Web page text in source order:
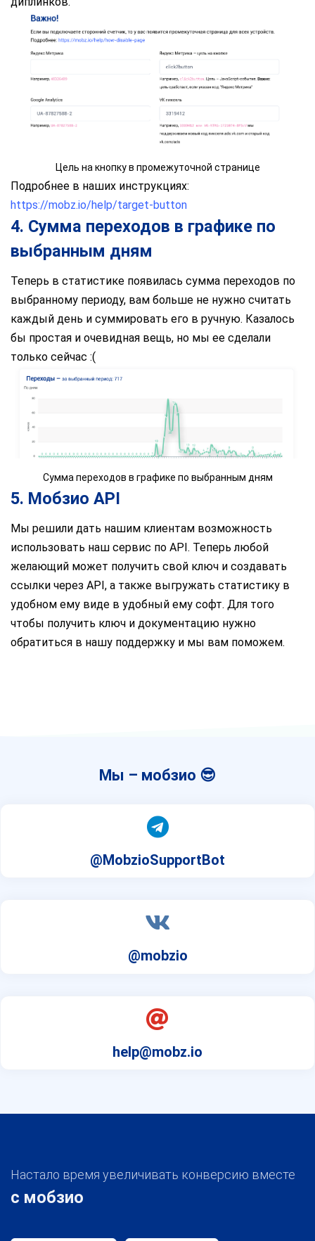
Цель на кнопку в промежуточной странице
Подробнее в наших инструкциях:
https://mobz.io/help/target-button
4. Сумма переходов в графике по
выбранным дням
Теперь в статистике появилась сумма переходов по
выбранному периоду, вам больше не нужно считать
каждый день и суммировать его в ручную. Казалось
бы простая и очевидная вещь, но мы ее сделали
только сейчас :(
Сумма переходов в графике по выбранным дням
5. Мобзио API
Мы решили дать нашим клиентам возможность
использовать наш сервис по API. Теперь любой
желающий может получить свой ключ и создавать
ссылки через API, а также выгружать статистику в
удобном ему виде в удобный ему софт. Для того
чтобы получить ключ и документацию нужно
обратиться в нашу поддержку и мы вам поможем.
Мы – мобзио 😎
@MobzioSupportBot
@mobzio
help@mobz.io
Настало время увеличивать конверсию вместе
с мобзио